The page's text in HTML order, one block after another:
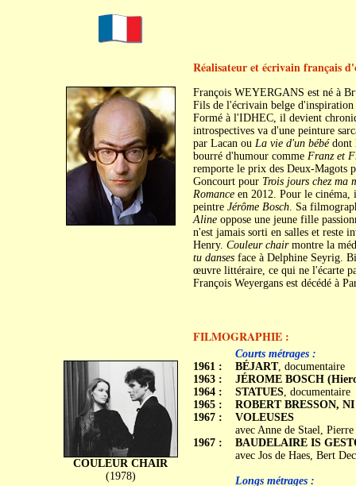
Réalisateur et écrivain français
François WEYERGANS est né à
Fils de l'écrivain belge d'inspiration
Formé à l'IDHEC, il devient
introspectives va d'une peinture
par Lacan ou La vie d'un bébédont
bourré d'humour comme Franz et
remporte le prix des Deux-Magots
Goncourt pour Trois jours chez ma
Romanceen 2012. Pour le cinéma,
peintre Jérôme Bosch. Sa
Alineoppose une jeune fille
n'est jamais sorti en salles et reste
Henry. Couleur chairmontre la
tu dansesface à Delphine Seyrig.
œuvre littéraire, ce qui ne l'écarte
François Weyergans est décédé à
FILMOGRAPHIE :
COULEUR CHAIR
(1978)
1961 :
1963 :
1964 :
1965 :
1967 :
1967 :
Courts métrages :
BÉJART, documentaire
JÉROME BOSCH
STATUES, documentaire
ROBERT BRESSON,
VOLEUSES
avec Anne de Stael,
BAUDELAIRE IS
avec Jos de Haes, Bert
Longs métrages :